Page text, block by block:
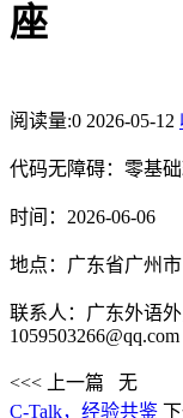
座
阅读量:0 2026-05-12
代码无障碍：零基
时间：2026-06-06
地点：广东省广州市
联系人：广东外语
1059503266@qq.com
<<< 上一篇
无
C‑Talk，经验共鉴